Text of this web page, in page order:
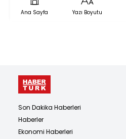
Ana Sayfa Yazı Boyutu
Son Dakika Haberleri
Haberler
Ekonomi Haberleri